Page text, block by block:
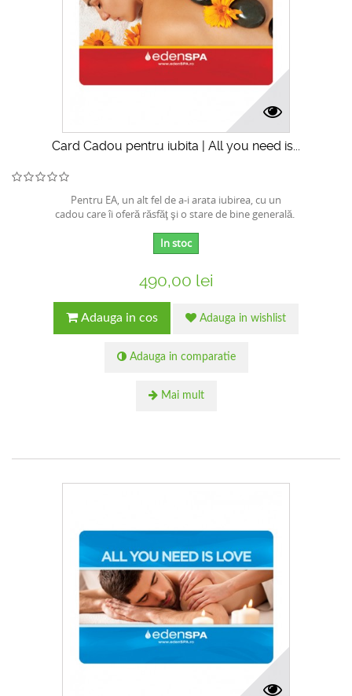
Card Cadou pentru iubita | All you need is...
Pentru EA, un alt fel de a-i arata iubirea, cu un
cadou care îi oferă răsfăţ şi o stare de bine generală.
In stoc
490,00 lei
Adauga in cos Adauga in wishlist
Adauga in comparatie
Mai mult